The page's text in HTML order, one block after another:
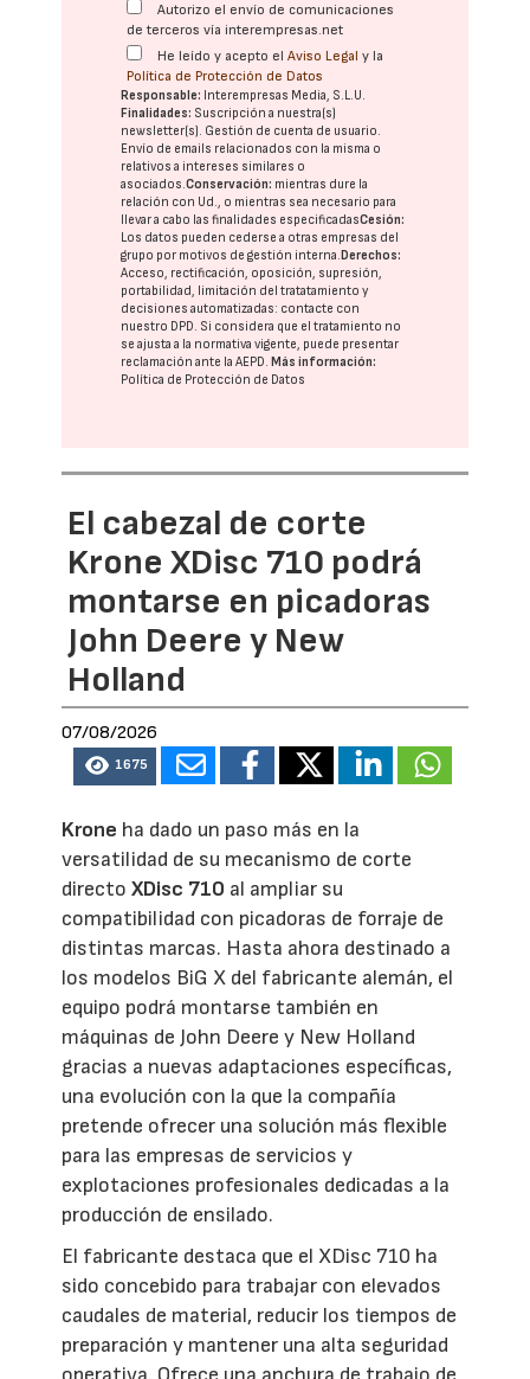
Autorizo el envío de comunicaciones
de terceros vía interempresas.net
He leído y acepto elAviso Legal y la
Política de Protección de Datos
Responsable: Interempresas Media, S.L.U.
Finalidades: Suscripción a nuestra(s)
newsletter(s). Gestión de cuenta de usuario.
Envío de emails relacionados con la misma o
relativos a intereses similares o
asociados.Conservación: mientras dure la
relación con Ud., o mientras sea necesario para
llevar a cabo las finalidades especificadasCesión:
Los datos pueden cederse a otras empresas del
grupo por motivos de gestión interna. Derechos:
Acceso, rectificación, oposición, supresión,
portabilidad, limitación del tratatamiento y
decisiones automatizadas: contacte con
nuestro DPD. Si considera que el tratamiento no
se ajusta a la normativa vigente, puede presentar
reclamación ante laAEPD. Más información:
Política de Protección de Datos
El cabezal de corte
Krone XDisc 710 podrá
montarse en picadoras
John Deere y New
Holland
07/08/2026
1675
Krone ha dado un paso más en la
versatilidad de su mecanismo de corte
directoXDisc 710 al ampliar su
compatibilidad con picadoras de forraje de
distintas marcas. Hasta ahora destinado a
los modelos BiG X del fabricante alemán, el
equipo podrá montarse también en
máquinas de John Deere y New Holland
gracias a nuevas adaptaciones específicas,
una evolución con la que la compañía
pretende ofrecer una solución más flexible
para las empresas de servicios y
explotaciones profesionales dedicadas a la
producción de ensilado.
El fabricante destaca que el XDisc 710 ha
sido concebido para trabajar con elevados
caudales de material, reducir los tiempos de
preparación y mantener una alta seguridad